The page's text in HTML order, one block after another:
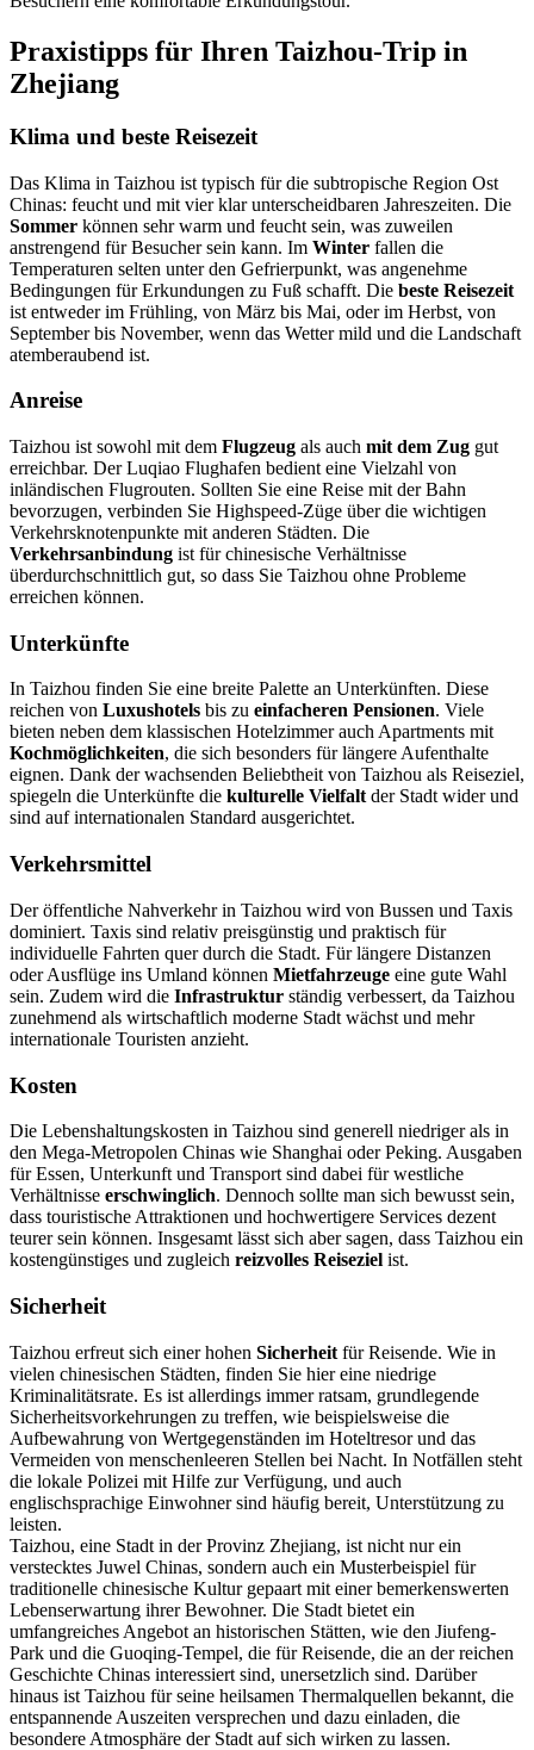
Praxistipps für Ihren Taizhou-Trip in
Zhejiang
Klima und beste Reisezeit
Das Klima in Taizhou ist typisch für die subtropische Region Ost
Chinas: feucht und mit vier klar unterscheidbaren Jahreszeiten. Die
Sommer können sehr warm und feucht sein, was zuweilen
anstrengend für Besucher sein kann. Im Winter fallen die
Temperaturen selten unter den Gefrierpunkt, was angenehme
Bedingungen für Erkundungen zu Fuß schafft. Die beste Reisezeit
ist entweder im Frühling, von März bis Mai, oder im Herbst, von
September bis November, wenn das Wetter mild und die Landschaft
atemberaubend ist.
Anreise
Taizhou ist sowohl mit dem Flugzeug als auch mit dem Zug gut
erreichbar. Der Luqiao Flughafen bedient eine Vielzahl von
inländischen Flugrouten. Sollten Sie eine Reise mit der Bahn
bevorzugen, verbinden Sie Highspeed-Züge über die wichtigen
Verkehrsknotenpunkte mit anderen Städten. Die
Verkehrsanbindung ist für chinesische Verhältnisse
überdurchschnittlich gut, so dass Sie Taizhou ohne Probleme
erreichen können.
Unterkünfte
In Taizhou finden Sie eine breite Palette an Unterkünften. Diese
reichen von Luxushotels bis zu einfacheren Pensionen. Viele
bieten neben dem klassischen Hotelzimmer auch Apartments mit
Kochmöglichkeiten, die sich besonders für längere Aufenthalte
eignen. Dank der wachsenden Beliebtheit von Taizhou als Reiseziel,
spiegeln die Unterkünfte die kulturelle Vielfaltder Stadt wider und
sind auf internationalen Standard ausgerichtet.
Verkehrsmittel
Der öffentliche Nahverkehr in Taizhou wird von Bussen und Taxis
dominiert. Taxis sind relativ preisgünstig und praktisch für
individuelle Fahrten quer durch die Stadt. Für längere Distanzen
oder Ausflüge ins Umland können Mietfahrzeuge eine gute Wahl
sein. Zudem wird die Infrastruktur ständig verbessert, da Taizhou
zunehmend als wirtschaftlich moderne Stadt wächst und mehr
internationale Touristen anzieht.
Kosten
Die Lebenshaltungskosten in Taizhou sind generell niedriger als in
den Mega-Metropolen Chinas wie Shanghai oder Peking. Ausgaben
für Essen, Unterkunft und Transport sind dabei für westliche
Verhältnisse erschwinglich. Dennoch sollte man sich bewusst sein,
dass touristische Attraktionen und hochwertigere Services dezent
teurer sein können. Insgesamt lässt sich aber sagen, dass Taizhou ein
kostengünstiges und zugleich reizvolles Reiseziel ist.
Sicherheit
Taizhou erfreut sich einer hohen Sicherheit für Reisende. Wie in
vielen chinesischen Städten, finden Sie hier eine niedrige
Kriminalitätsrate. Es ist allerdings immer ratsam, grundlegende
Sicherheitsvorkehrungen zu treffen, wie beispielsweise die
Aufbewahrung von Wertgegenständen im Hoteltresor und das
Vermeiden von menschenleeren Stellen bei Nacht. In Notfällen steht
die lokale Polizei mit Hilfe zur Verfügung, und auch
englischsprachige Einwohner sind häufig bereit, Unterstützung zu
leisten.
Taizhou, eine Stadt in der Provinz Zhejiang, ist nicht nur ein
verstecktes Juwel Chinas, sondern auch ein Musterbeispiel für
traditionelle chinesische Kultur gepaart mit einer bemerkenswerten
Lebenserwartung ihrer Bewohner. Die Stadt bietet ein
umfangreiches Angebot an historischen Stätten, wie den Jiufeng-
Park und die Guoqing-Tempel, die für Reisende, die an der reichen
Geschichte Chinas interessiert sind, unersetzlich sind. Darüber
hinaus ist Taizhou für seine heilsamen Thermalquellen bekannt, die
entspannende Auszeiten versprechen und dazu einladen, die
besondere Atmosphäre der Stadt auf sich wirken zu lassen.